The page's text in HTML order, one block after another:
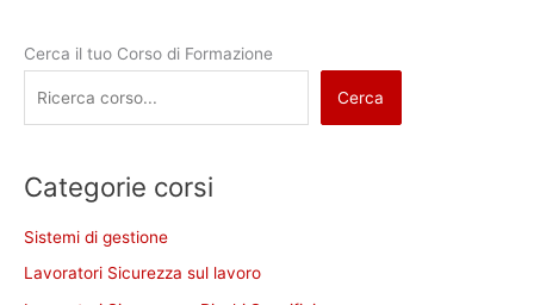
Cerca il tuo Corso di Formazione
Cerca
Categorie corsi
Sistemi di gestione
Lavoratori Sicurezza sul lavoro